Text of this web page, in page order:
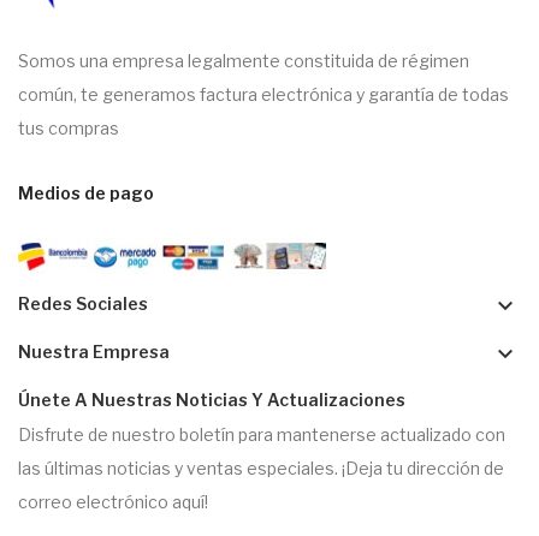
Somos una empresa legalmente constituida de régimen
común, te generamos factura electrónica y garantía de todas
tus compras
Medios de pago
Redes Sociales keyboard_arrow_down
Nuestra Empresa keyboard_arrow_down
Únete A Nuestras Noticias Y Actualizaciones
Disfrute de nuestro boletín para mantenerse actualizado con
las últimas noticias y ventas especiales. ¡Deja tu dirección de
correo electrónico aquí!